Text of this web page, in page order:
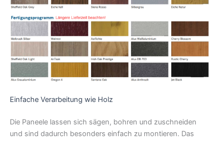
Einfache Verarbeitung wie Holz
Die Paneele lassen sich sägen, bohren und zuschneiden
und sind dadurch besonders einfach zu montieren. Das